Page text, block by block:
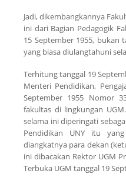
Jadi, dikembangkannya
ini dari Bagian Pedagogik
15 September 1955, bukan
yang biasa diulangtahuni
Terhitung tanggal 19
Menteri Pendidikan,
September 1955 Nomor
fakultas di lingkungan
selama ini diperingati
Pendidikan UNY itu
diangkatnya para dekan
ini dibacakan Rektor UGM
Terbuka UGM tanggal 19